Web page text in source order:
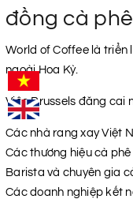
đồng cà
World of Coffee là triển
ngoài Hoa Kỳ.
Việc Brussels đăng cai
Các nhà rang xay Việt
Các thương hiệu cà
Barista và chuyên gia
Các doanh nghiệp kết